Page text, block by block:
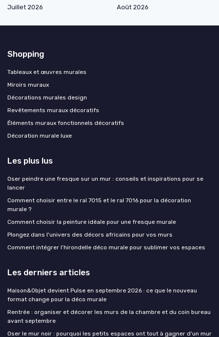
Juillet 2026
Août 2026
Shopping
Tableaux et œuvres murales
Miroirs muraux
Décorations murales design
Revêtements muraux décoratifs
Éléments muraux fonctionnels décoratifs
Décoration murale luxe
Les plus lus
Oser peindre une fresque sur un mur : conseils et inspirations pour se
lancer
Comment choisir entre le ral 7015 et le ral 7016 pour la décoration
murale ?
Comment choisir la peinture idéale pour une fresque murale
Plongez dans l'univers des décors africains pour vos murs
Comment intégrer l’hirondelle déco murale pour sublimer vos espaces
Les derniers articles
Maison&Objet devient Pulse en septembre 2026 : ce que le nouveau
format change pour la déco murale
Rentrée : organiser et décorer les murs de la chambre et du coin bureau
avant septembre
Oser le mur noir : pourquoi les petits espaces ont tout à gagner d'un mur